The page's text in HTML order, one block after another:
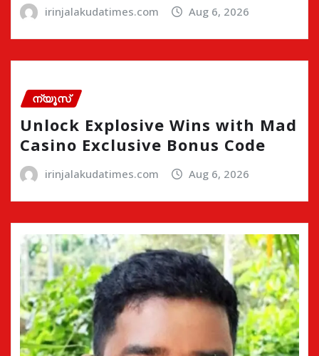
irinjalakudatimes.com Aug 6, 2026
ന്യൂസ്
Unlock Explosive Wins with Mad
Casino Exclusive Bonus Code
irinjalakudatimes.com Aug 6, 2026